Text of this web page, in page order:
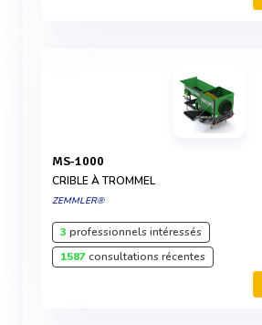
MS-1000
CRIBLE À TROMMEL
ZEMMLER®
3 professionnels intéressés
1587consultations récentes